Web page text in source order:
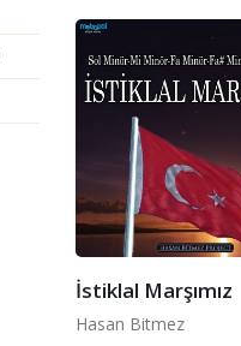
İstiklal Marşımız
Hasan Bitmez